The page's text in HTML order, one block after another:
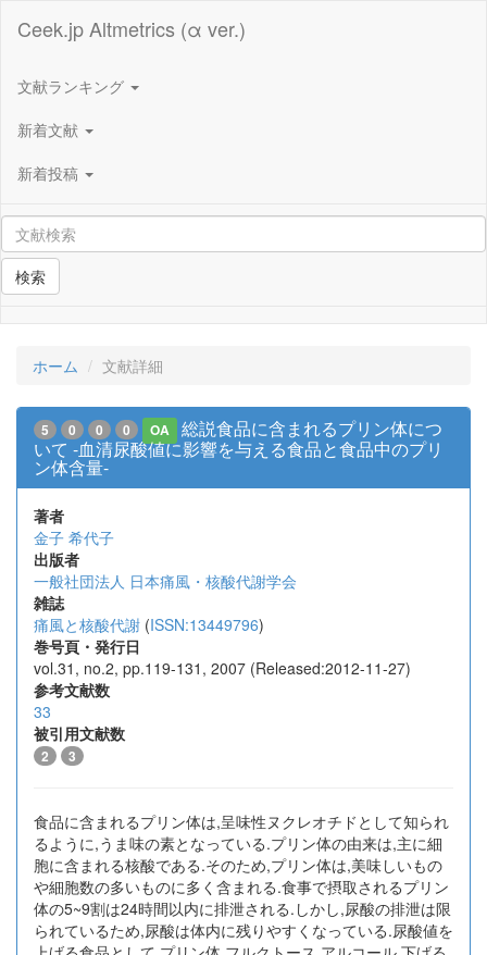
Ceek.jp Altmetrics (α ver.)
文献ランキング
新着文献
新着投稿
検索
ホーム 文献詳細
5 0 0 0 OA
総説食品に含まれるプリン体につ
いて -血清尿酸値に影響を与える食品と食品中のプリ
ン体含量-
著者
金子 希代子
出版者
一般社団法人 日本痛風・核酸代謝学会
雑誌
痛風と核酸代謝 (ISSN:13449796)
巻号頁・発行日
vol.31, no.2, pp.119-131, 2007 (Released:2012-11-27)
参考文献数
33
被引用文献数
2 3
食品に含まれるプリン体は,呈味性ヌクレオチドとして知られ
るように,うま味の素となっている.プリン体の由来は,主に細
胞に含まれる核酸である.そのため,プリン体は,美味しいもの
や細胞数の多いものに多く含まれる.食事で摂取されるプリン
体の5~9割は24時間以内に排泄される.しかし,尿酸の排泄は限
られているため,尿酸は体内に残りやすくなっている.尿酸値を